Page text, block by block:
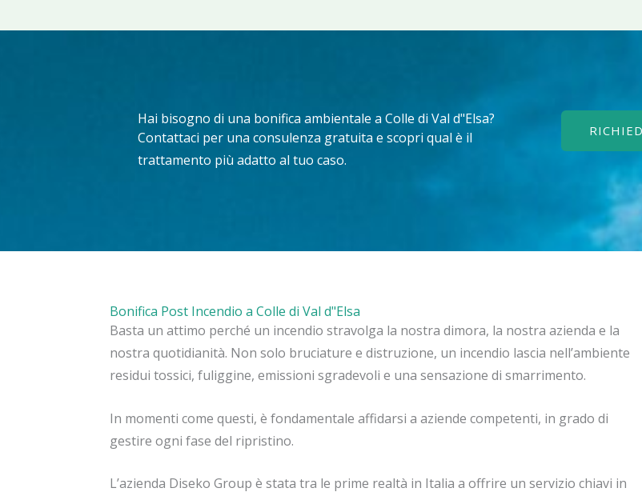
Hai bisogno di una bonifica ambientale a Colle di Val d"Elsa?
Contattaci per una consulenza gratuita e scopri qual è il
trattamento più adatto al tuo caso.
Bonifica Post Incendio a Colle di Val d"Elsa
Basta un attimo perché un incendio stravolga la nostra dimora, la nostra azienda e la
nostra quotidianità. Non solo bruciature e distruzione, un incendio lascia nell’ambiente
residui tossici, fuliggine, emissioni sgradevoli e una sensazione di smarrimento.
In momenti come questi, è fondamentale affidarsi a aziende competenti, in grado di
gestire ogni fase del ripristino.
L’azienda Diseko Group è stata tra le prime realtà in Italia a offrire un servizio chiavi in